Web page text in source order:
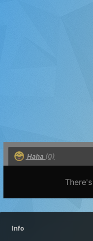
Haha (0)
Info